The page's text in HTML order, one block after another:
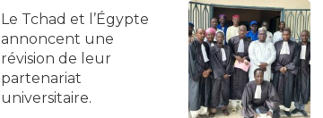
Le Tchad et l’Égypte
annoncent une
révision de leur
partenariat
universitaire.